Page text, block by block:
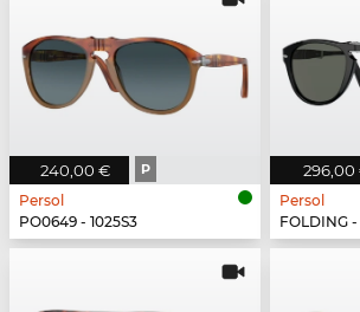
240,00 € P
Persol
PO0649 - 1025S3
296,00
Persol
FOLDING